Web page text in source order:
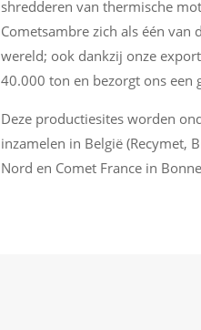
shredderen van thermische
Cometsambre zich als één van
wereld; ook dankzij onze
40.000 ton en bezorgt ons een
Deze productiesites worden
inzamelen in België (Recymet,
Nord en Comet France in